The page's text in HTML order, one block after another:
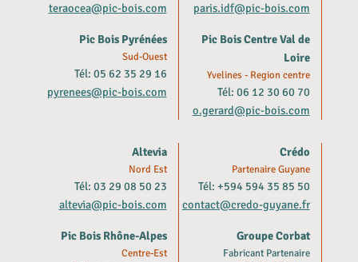
teraocea@pic-bois.com
Pic Bois Pyrénées
Sud-Ouest
Tél: 05 62 35 29 16
pyrenees@pic-bois.com
paris.idf@pic-bois.com
Pic Bois Centre Val de
Loire
Yvelines - Region centre
Tél: 06 12 30 60 70
o.gerard@pic-bois.com
Altevia
Nord Est
Tél: 03 29 08 50 23
altevia@pic-bois.com
Pic Bois Rhône-Alpes
Centre-Est
Crédo
Partenaire Guyane
Tél: +594 594 35 85 50
contact@credo-guyane.fr
Groupe Corbat
Fabricant Partenaire